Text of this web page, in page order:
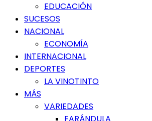
EDUCACIÓN
SUCESOS
NACIONAL
ECONOMÍA
INTERNACIONAL
DEPORTES
LA VINOTINTO
MÁS
VARIEDADES